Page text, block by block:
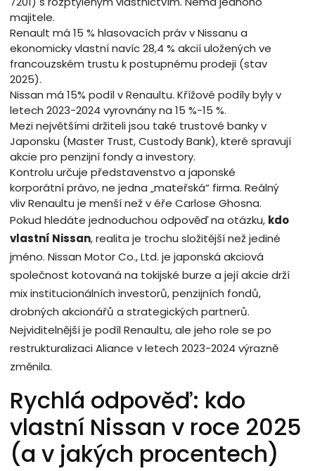
majitele.
Renault má 15 % hlasovacích práv v Nissanu a
ekonomicky vlastní navíc 28,4 % akcií uložených ve
francouzském trustu k postupnému prodeji (stav
2025).
Nissan má 15% podíl v Renaultu. Křížové podíly byly v
letech 2023-2024 vyrovnány na 15 %-15 %.
Mezi největšími držiteli jsou také trustové banky v
Japonsku (Master Trust, Custody Bank), které spravují
akcie pro penzijní fondy a investory.
Kontrolu určuje představenstvo a japonské
korporátní právo, ne jedna „mateřská“ firma. Reálný
vliv Renaultu je menší než v éře Carlose Ghosna.
Pokud hledáte jednoduchou odpověď na otázku, kdo
vlastní Nissan, realita je trochu složitější než jediné
jméno. Nissan Motor Co., Ltd. je japonská akciová
společnost kotovaná na tokijské burze a její akcie drží
mix institucionálních investorů, penzijních fondů,
drobných akcionářů a strategických partnerů.
Nejviditelnější je podíl Renaultu, ale jeho role se po
restrukturalizaci Aliance v letech 2023-2024 výrazně
změnila.
Rychlá odpověď: kdo
vlastní Nissan v roce 2025
(a v jakých procentech)